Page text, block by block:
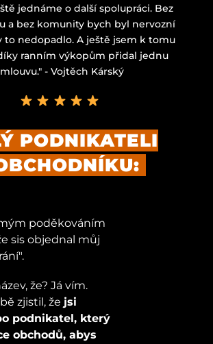
jednáme o další spolupráci. Bez
a bez komunity bych byl nervozní
to nedopadlo. A ještě jsem k tomu
ranním výkopům přidal jednu
- Vojtěch Kárský
PODNIKATELI
poděkováním
sis objednal můj
že? Já vím.
zjistil, že jsi
podnikatel, který
obchodů, abys